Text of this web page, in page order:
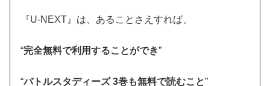
『U-NEXT』は、あることさえすれば、
“完全無料で利用することができ”
“バトルスタディーズ 3巻も無料で読むこと”